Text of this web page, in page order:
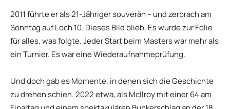
2011 führte er als 21-Jähriger souverän – und zerbrach am
Sonntag auf Loch 10. Dieses Bild blieb. Es wurde zur Folie
für alles, was folgte. Jeder Start beim Masters war mehr als
ein Turnier. Es war eine Wiederaufnahmeprüfung.
Und doch gab es Momente, in denen sich die Geschichte
zu drehen schien. 2022 etwa, als McIlroy mit einer 64 am